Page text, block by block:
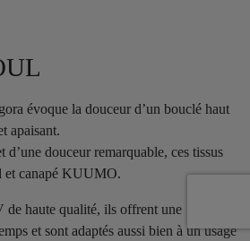
évoque la douceur d’un bouclé haut
apaisant.
douceur remarquable, ces tissus
et canapé KUUMO.
de haute qualité, ils offrent une
et sont adaptés aussi bien à un usage